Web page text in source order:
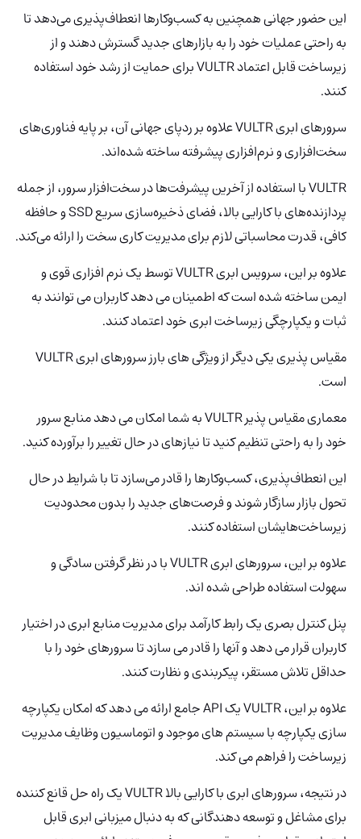
این حضور جهانی همچنین به کسب‌وکارها انعطاف‌پذیری می‌دهد تا
به راحتی عملیات خود را به بازارهای جدید گسترش دهند و از
زیرساخت قابل اعتماد VULTR برای حمایت از رشد خود استفاده
کنند.
سرورهای ابری VULTR علاوه بر ردپای جهانی آن، بر پایه فناوری‌های
سخت‌افزاری و نرم‌افزاری پیشرفته ساخته شده‌اند.
VULTR با استفاده از آخرین پیشرفت‌ها در سخت‌افزار سرور، از جمله
پردازنده‌های با کارایی بالا، فضای ذخیره‌سازی سریع SSD و حافظه
کافی، قدرت محاسباتی لازم برای مدیریت کاری سخت را ارائه می‌کند.
علاوه بر این، سرویس ابری VULTR
توسط یک نرم افزاری قوی و
ایمن ساخته شده است که اطمینان می دهد کاربران می توانند به
ثبات و یکپارچگی زیرساخت ابری خود اعتماد کنند.
مقیاس پذیری یکی دیگر از ویژگی های بارز سرورهای ابری VULTR
است.
معماری مقیاس پذیر VULTR به شما امکان می دهد منابع سرور
خود را به راحتی تنظیم کنید تا نیازهای در حال تغییر را برآورده کنید.
این انعطاف‌پذیری، کسب‌وکارها را قادر می‌سازد تا با شرایط در حال
تحول بازار سازگار شوند و فرصت‌های جدید را بدون محدودیت
زیرساخت‌هایشان استفاده کنند.
علاوه بر این، سرورهای ابری VULTR با در نظر گرفتن سادگی و
سهولت استفاده طراحی شده اند.
پنل کنترل بصری یک رابط کارآمد برای مدیریت منابع ابری در اختیار
کاربران قرار می دهد و آنها را قادر می سازد تا سرورهای خود را با
حداقل تلاش مستقر، پیکربندی و نظارت کنند.
علاوه بر این، VULTR یک API جامع ارائه می دهد که امکان یکپارچه
سازی یکپارچه با سیستم های موجود و اتوماسیون وظایف مدیریت
زیرساخت را فراهم می کند.
در نتیجه، سرورهای ابری با کارایی بالا VULTR
یک راه حل قانع کننده
برای مشاغل و توسعه دهندگانی که به دنبال میزبانی ابری قابل